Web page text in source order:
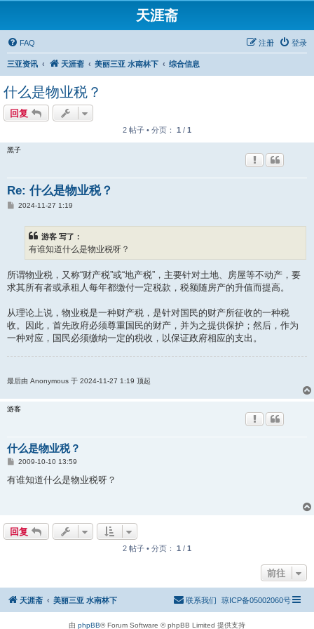
天涯斋
FAQ 登录
注册
三亚资讯 天涯斋 美丽三亚 水南林下 综合信息
什么是物业税？
回复
2 帖子 • 分页： 1 / 1
黑子
Re: 什么是物业税？
帖
2024-11-27 1:19
游客 写了：
有谁知道什么是物业税呀？
所谓物业税，又称“财产税”或“地产税”，主要针对土地、房屋等不动产，要
求其所有者或承租人每年都缴付一定税款，税额随房产的升值而提高。
从理论上说，物业税是一种财产税，是针对国民的财产所征收的一种税
收。因此，首先政府必须尊重国民的财产，并为之提供保护；然后，作为
一种对应，国民必须缴纳一定的税收，以保证政府相应的支出。
最后由 Anonymous 于 2024-11-27 1:19 顶起
游客
什么是物业税？
帖
2009-10-10 13:59
有谁知道什么是物业税呀？
回复
2 帖子 • 分页： 1 / 1
前往
天涯斋 美丽三亚 水南林下 琼ICP备05002060号
联系我们
由 phpBB® Forum Software © phpBB Limited 提供支持